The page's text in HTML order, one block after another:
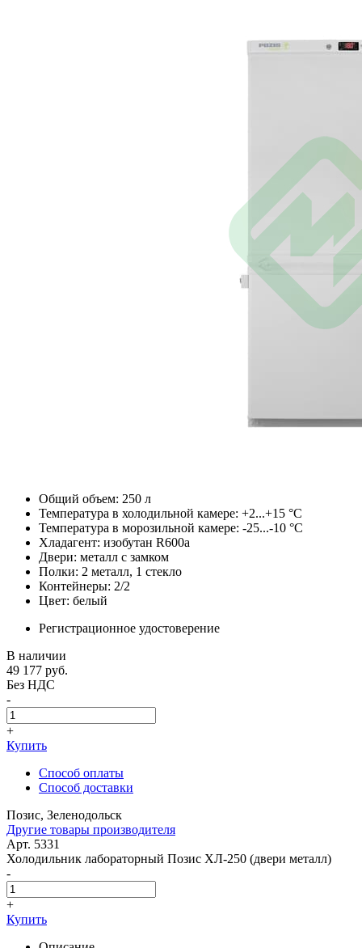
Общий объем: 250 л
Температура в холодильной камере: +2...+15 °С
Температура в морозильной камере: -25...-10 °С
Хладагент: изобутан R600a
Двери: металл с замком
Полки: 2 металл, 1 стекло
Контейнеры: 2/2
Цвет: белый
Регистрационное удостоверение
В наличии
49 177 руб.
Без НДС
-
+
Купить
Способ оплаты
Способ доставки
Позис, Зеленодольск
Другие товары производителя
Арт. 5331
Холодильник лабораторный Позис ХЛ-250 (двери металл)
-
+
Купить